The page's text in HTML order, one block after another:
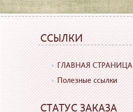
ССЫЛКИ
ГЛАВНАЯ СТРАНИЦА
Полезные ссылки
СТАТУС ЗАКАЗА